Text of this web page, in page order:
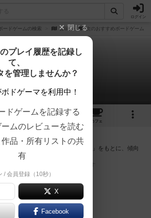
ログイン
ードゲームの検索 旨味 次のおすすめボードゲーム
旨味
次のおすすめボードゲーム
カフェ
へのおすすめ
ジで投票された「プレイ感の評価」をもとに、傾向
ンキング形式で紹介します。
閉じる
プレイ履歴を記録し
て、
を管理しませんか？
ボドゲーマを利用中！
ドゲームを記録する
ムのレビューを読む
品・所有リストの共
有
/ 会員登録（10秒）
X
Facebook